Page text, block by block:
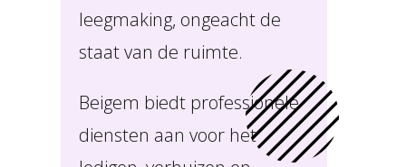
leegmaking, ongeacht de
staat van de ruimte.
Beigem biedt professionele
diensten aan voor het